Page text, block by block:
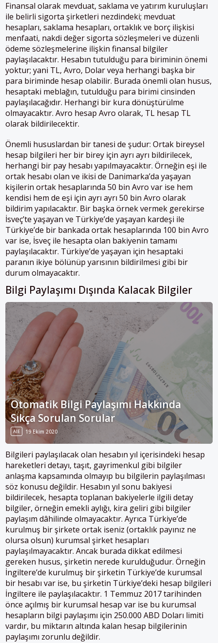
Finansal olarak mevduat, saklama ve yatırım kuruluşları
ile belirli sigorta şirketleri nezdindeki; mevduat
hesapları, saklama hesapları, ortaklık ve borç ilişkisi
menfaati, nakdi değer sigorta sözleşmeleri ve düzenli
ödeme sözleşmelerine ilişkin finansal bilgiler
paylaşılacaktır. Hesabın tutulduğu para biriminin önemi
yoktur; yani TL, Avro, Dolar veya herhangi başka bir
para biriminde hesap olabilir. Burada önemli olan husus,
hesaptaki meblağın, tutulduğu para birimi cinsinden
paylaşılacağıdır. Herhangi bir kura dönüştürülme
olmayacaktır. Avro hesap Avro olarak, TL hesap TL
olarak bildirilecektir.
Önemli hususlardan bir tanesi de şudur: Ortak bireysel
hesap bilgileri her bir birey için ayrı ayrı bildirilecek,
herhangi bir pay hesabı yapılmayacaktır. Örneğin eşi ile
ortak hesabı olan ve ikisi de Danimarka’da yaşayan
kişilerin ortak hesaplarında 50 bin Avro var ise hem
kendisi hem de eşi için ayrı ayrı 50 bin Avro olarak
bildirim yapılacaktır. Bir başka örnek vermek gerekirse
İsveç’te yaşayan ve Türkiye’de yaşayan kardeşi ile
Türkiye’de bir bankada ortak hesaplarında 100 bin Avro
var ise, İsveç ile hesapta olan bakiyenin tamamı
paylaşılacaktır. Türkiye’de yaşayan için hesaptaki
paranın ikiye bölünüp yarısının bildirilmesi gibi bir
durum olmayacaktır.
Bilgi Paylaşımı Dışında Kalacak Bilgiler
Otomatik Bilgi Paylaşımı Hakkında
Sıkça Sorulan Sorular
AIE 19 Ekim 2020
Bilgileri paylaşılacak olan hesabın yıl içerisindeki hesap
hareketleri detayı, taşıt, gayrimenkul gibi bilgiler
anlaşma kapsamında olmayıp bu bilgilerin paylaşılması
söz konusu değildir. Hesabın yıl sonu bakiyesi
bildirilecek, hesapta toplanan bakiyelerle ilgili detay
bilgiler, örneğin emekli aylığı, kira geliri gibi bilgiler
paylaşım dâhilinde olmayacaktır. Ayrıca Türkiye’de
kurulmuş bir şirkete ortak iseniz (ortaklık payınız ne
olursa olsun) kurumsal şirket hesapları
paylaşılmayacaktır. Ancak burada dikkat edilmesi
gereken husus, şirketin nerede kurulduğudur. Örneğin
İngiltere’de kurulmuş bir şirketin Türkiye’de kurumsal
bir hesabı var ise, bu şirketin Türkiye’deki hesap bilgileri
İngiltere ile paylaşılacaktır. 1 Temmuz 2017 tarihinden
önce açılmış bir kurumsal hesap var ise bu kurumsal
hesapların bilgi paylaşımı için 250.000 ABD Doları limiti
vardır, bu miktarın altında kalan hesap bilgilerinin
paylaşımı zorunlu değildir.